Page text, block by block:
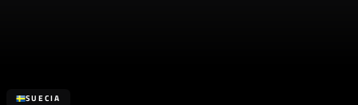
SUECIA